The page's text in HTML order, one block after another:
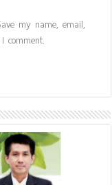
my name, email,
comment.